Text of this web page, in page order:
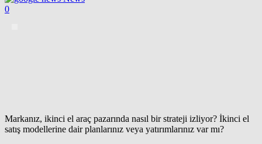
0
Markanız, ikinci el araç pazarında nasıl bir strateji izliyor? İkinci el
satış modellerine dair planlarınız veya yatırımlarınız var mı?